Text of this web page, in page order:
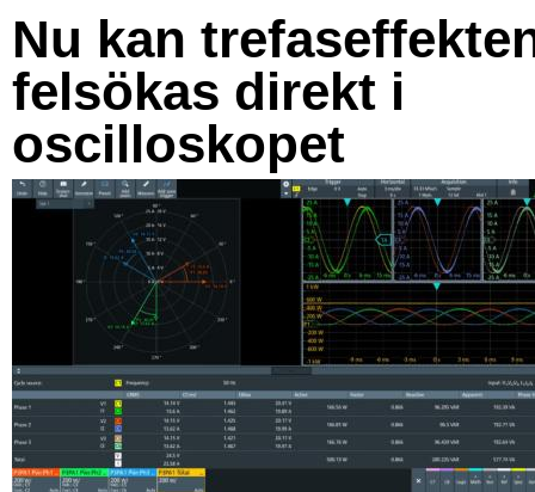
Nu kan
felsökas direkt i
oscilloskopet